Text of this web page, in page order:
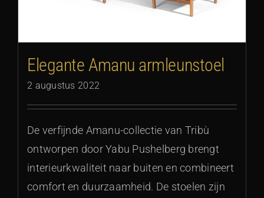
Elegante Amanu armleunstoel
2 augustus 2022
De verfijnde Amanu-collectie van Tribù
ontworpen door Yabu Pushelberg brengt
interieurkwaliteit naar buiten en combineert
comfort en duurzaamheid. De stoelen zijn